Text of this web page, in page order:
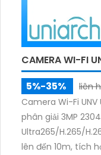
CAMERA WI-FI
5%-35%
liên
Camera Wi-Fi
phân giải 3MP
Ultra265/H.265/
lên đến 10m, tích